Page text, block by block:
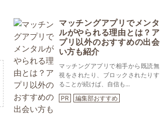
マッチングアプリでメンタ
ルがやられる理由とは？ア
プリ以外のおすすめの出会
い方も紹介
マッチングアプリで相手から既読無
視をされたり、ブロックされたりす
ることが続けば、自信も...
PR
編集部おすすめ